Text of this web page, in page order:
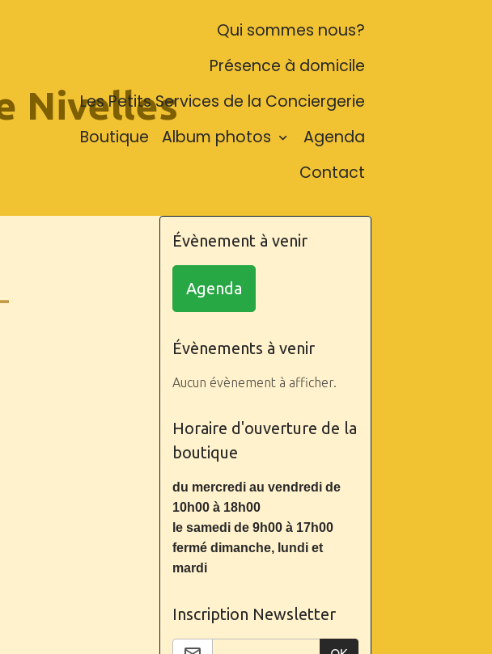
Nivelles
Qui sommes nous?
Présence à domicile
Les Petits Services de la Conciergerie
Boutique
Album photos
Agenda
Contact
Évènement à venir
Agenda
Évènements à venir
Aucun évènement à afficher.
Horaire d'ouverture de la
boutique
du mercredi au vendredi de
10h00 à 18h00
le samedi de 9h00 à 17h00
fermé dimanche, lundi et
mardi
Inscription Newsletter